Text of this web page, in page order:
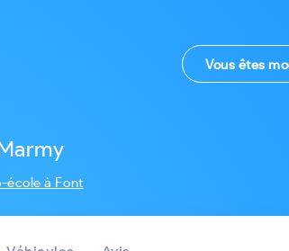
Vous êtes
école à Font